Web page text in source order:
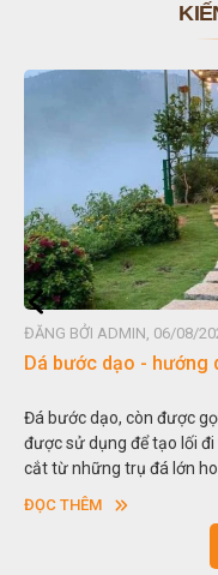
ĐĂNG BỞI ADMIN, 06/08/
Dá bước dạo - hướng
Đá bước dạo, còn được
được sử dụng để tạo lối
cắt từ những trụ đá lớn
vuông hoặc hình chữ
ĐỌC THÊM